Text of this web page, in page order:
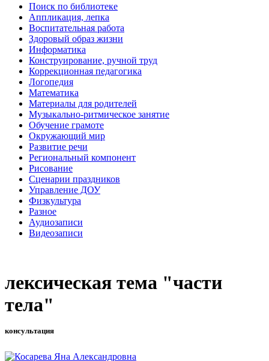
Поиск по библиотеке
Аппликация, лепка
Воспитательная работа
Здоровый образ жизни
Информатика
Конструирование, ручной труд
Коррекционная педагогика
Логопедия
Математика
Материалы для родителей
Музыкально-ритмическое занятие
Обучение грамоте
Окружающий мир
Развитие речи
Региональный компонент
Рисование
Сценарии праздников
Управление ДОУ
Физкультура
Разное
Аудиозаписи
Видеозаписи
лексическая тема "части
тела"
консультация